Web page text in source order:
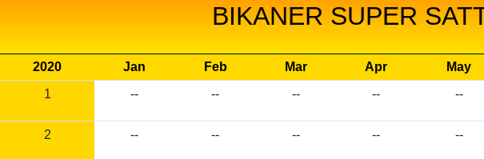
BIKANER SUPER
2020 Jan Feb Mar Apr May
1
-- -- -- -- --
2 -- -- -- -- --